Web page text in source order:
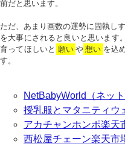
前だと思います。
ただ、あまり画数の運勢に固執し
を大事にされると良いと思います
育ってほしいと 願い や 想い を込
す。
NetBabyWorld（ネット
授乳服とマタニティウ
アカチャンホンポ楽天
西松屋チェーン楽天市